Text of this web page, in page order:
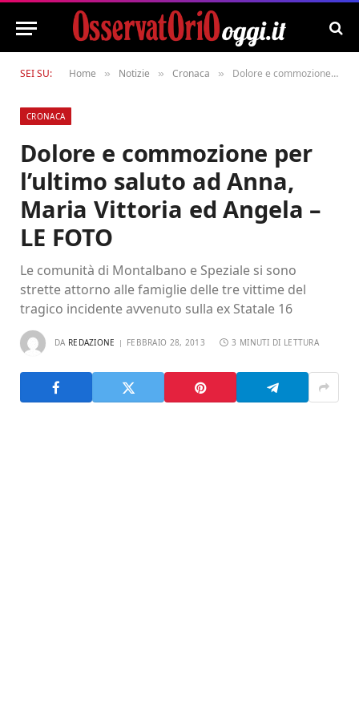
SEI SU: Home » Notizie » Cronaca » Dolore e commozione per l’ultimo saluto ad Anna, Maria Vittoria ed Angela – LE FOTO
CRONACA
Dolore e commozione per
l’ultimo saluto ad Anna,
Maria Vittoria ed Angela –
LE FOTO
Le comunità di Montalbano e Speziale si sono
strette attorno alle famiglie delle tre vittime del
tragico incidente avvenuto sulla ex Statale 16
DA REDAZIONE FEBBRAIO 28, 2013 3 MINUTI DI LETTURA